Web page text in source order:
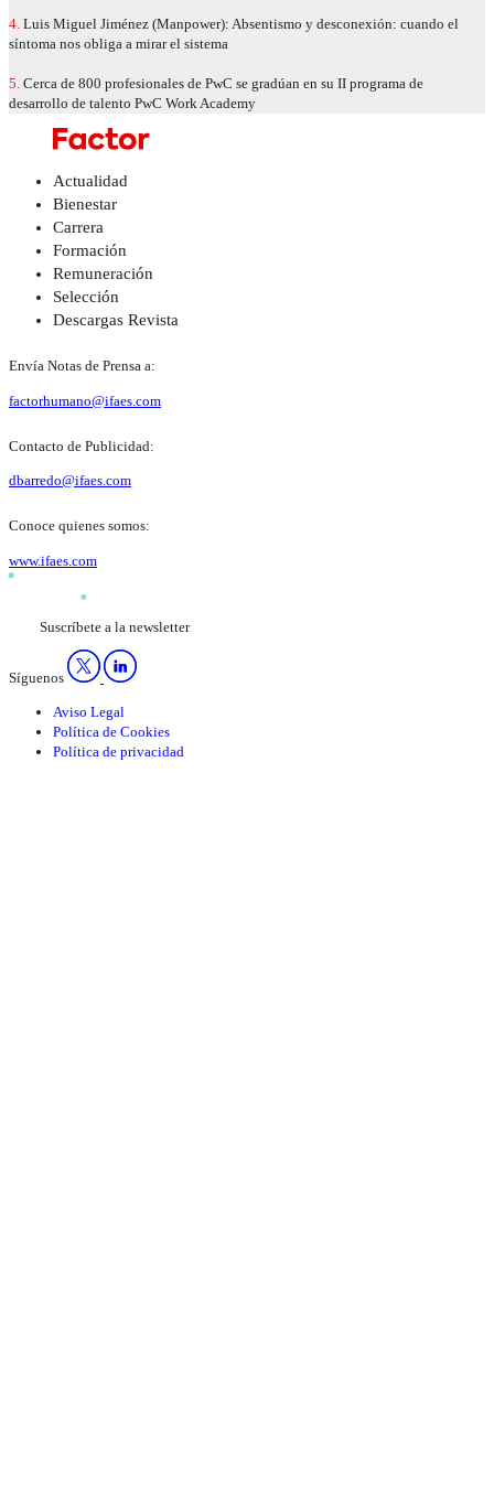
4. Luis Miguel Jiménez (Manpower): Absentismo y desconexión: cuando el
síntoma nos obliga a mirar el sistema
5. Cerca de 800 profesionales de PwC se gradúan en su II programa de
desarrollo de talento PwC Work Academy
Actualidad
Bienestar
Carrera
Formación
Remuneración
Selección
Descargas Revista
Envía Notas de Prensa a:
factorhumano@ifaes.com
Contacto de Publicidad:
dbarredo@ifaes.com
Conoce quienes somos:
www.ifaes.com
Suscríbete a la newsletter
Síguenos
Aviso Legal
Política de Cookies
Política de privacidad